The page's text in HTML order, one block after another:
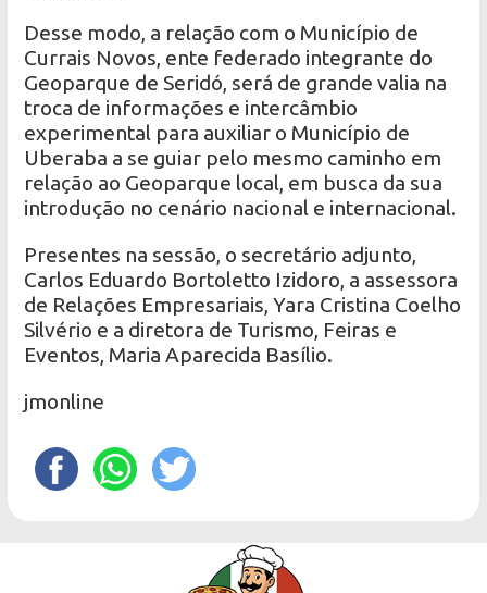
Desse modo, a relação com o Município de
Currais Novos, ente federado integrante do
Geoparque de Seridó, será de grande valia na
troca de informações e intercâmbio
experimental para auxiliar o Município de
Uberaba a se guiar pelo mesmo caminho em
relação ao Geoparque local, em busca da sua
introdução no cenário nacional e internacional.
Presentes na sessão, o secretário adjunto,
Carlos Eduardo Bortoletto Izidoro, a assessora
de Relações Empresariais, Yara Cristina Coelho
Silvério e a diretora de Turismo, Feiras e
Eventos, Maria Aparecida Basílio.
jmonline